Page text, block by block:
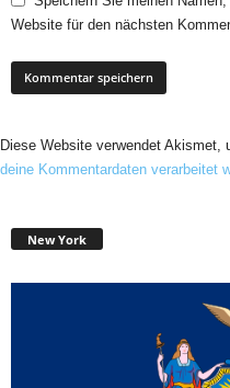
Website für den nächsten
Diese Website verwendet Akismet,
deine Kommentardaten verarbeitet
New York